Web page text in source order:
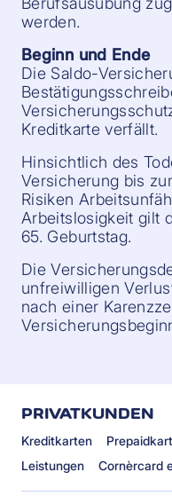
werden.
Beginn und Ende
Die Saldo-
Kreditkarte verfällt.
Hinsichtlich des
Versicherung bis
Risiken
Arbeitslosigkeit gilt
65. Geburtstag.
Die
unfreiwilligen
nach einer
PRIVATKUNDEN
Kreditkarten
Leistungen
Cornèrcard